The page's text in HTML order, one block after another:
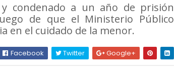
condenado a un año de prisión
de que el Ministerio Público
en el cuidado de la menor.
Facebook Twitter Google+